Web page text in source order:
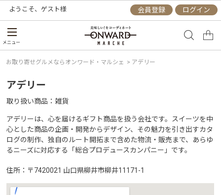
ようこそ、 ゲスト様 会員登録 ログイン
メニュー
お取り寄せグルメならオンワード・マルシェ > アデリー
アデリー
取り扱い商品 雑貨
アデリーは、心を届けるギフト商品を扱う会社です。スイーツを中
心とした商品の企画・開発からデザイン、その魅力を引き出すカタ
ログの制作、独自のルート開拓まで含めた物流・販売まで、あらゆ
るニーズに対応する「総合プロデュースカンパニー」です。
住所 〒7420021 山口県柳井市柳井11171-1